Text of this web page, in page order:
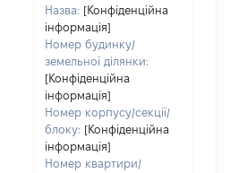
Назва: [Конфіденційна
інформація]
Номер будинку/
земельної ділянки:
[Конфіденційна
інформація]
Номер корпусу/секції/
блоку: [Конфіденційна
інформація]
Номер квартири/